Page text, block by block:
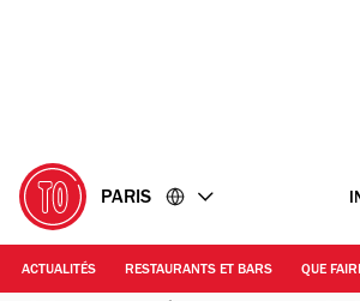
PARIS
ACTUALITÉS RESTAURANTS ET BARS QUE